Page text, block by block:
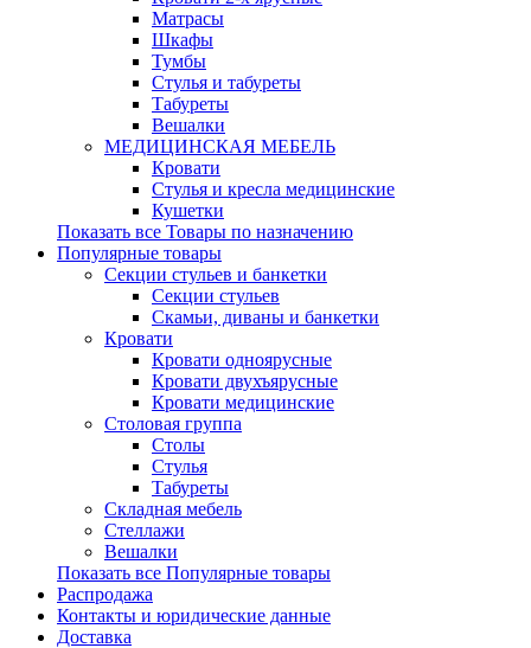
Матрасы
Шкафы
Тумбы
Стулья и табуреты
Табуреты
Вешалки
МЕДИЦИНСКАЯ МЕБЕЛЬ
Кровати
Стулья и кресла медицинские
Кушетки
Показать все Товары по назначению
Популярные товары
Секции стульев и банкетки
Секции стульев
Скамьи, диваны и банкетки
Кровати
Кровати одноярусные
Кровати двухъярусные
Кровати медицинские
Столовая группа
Столы
Стулья
Табуреты
Складная мебель
Стеллажи
Вешалки
Показать все Популярные товары
Распродажа
Контакты и юридические данные
Доставка